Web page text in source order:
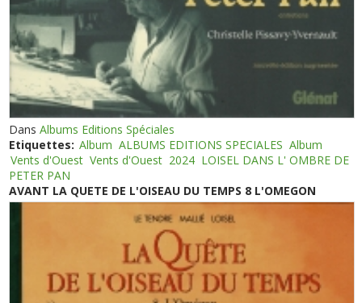
DansAlbums Editions Spéciales
Etiquettes: Album ALBUMS EDITIONS SPECIALES Album
Vents d'Ouest Vents d'Ouest 2024 LOISEL DANS L' OMBRE DE
PETER PAN
AVANT LA QUETE DE L'OISEAU DU TEMPS 8 L'OMEGON